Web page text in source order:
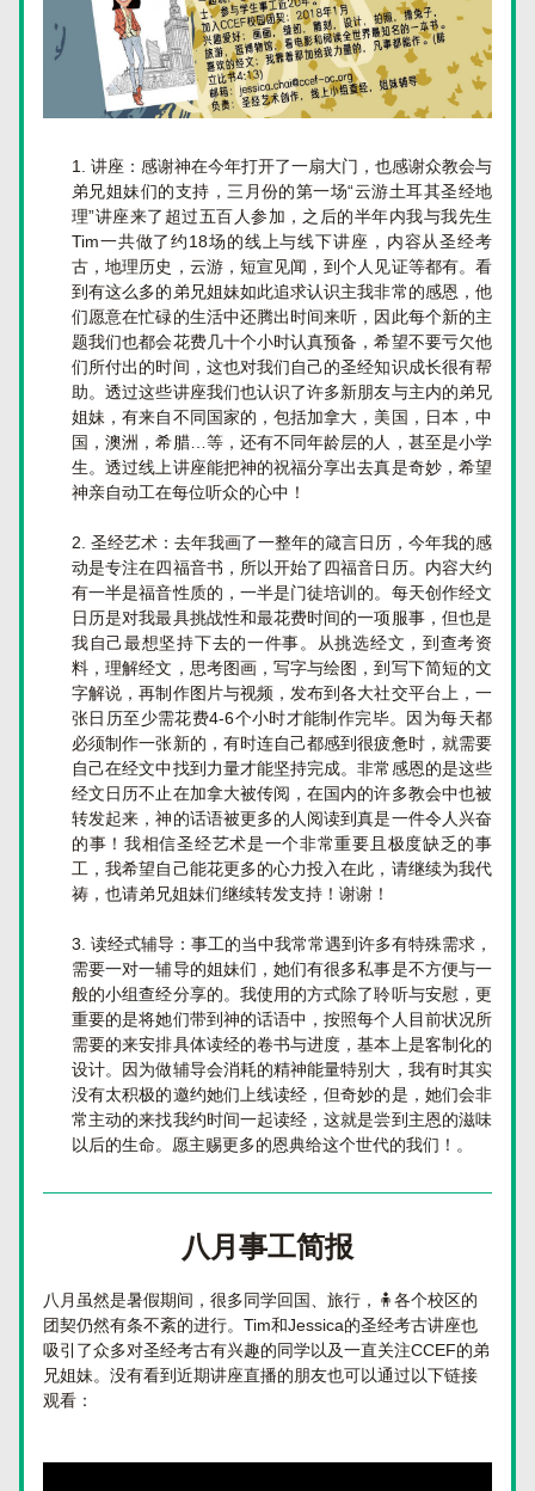
讲座：感谢神在今年打开了一扇大门，也感谢众教会与
弟兄姐妹们的支持，三月份的第一场“云游土耳其圣经地
理”讲座来了超过五百人参加，之后的半年内我与我先生
Tim一共做了约18场的线上与线下讲座，内容从圣经考
古，地理历史，云游，短宣见闻，到个人见证等都有。看
到有这么多的弟兄姐妹如此追求认识主我非常的感恩，他
们愿意在忙碌的生活中还腾出时间来听，因此每个新的主
题我们也都会花费几十个小时认真预备，希望不要亏欠他
们所付出的时间，这也对我们自己的圣经知识成长很有帮
助。透过这些讲座我们也认识了许多新朋友与主内的弟兄
姐妹，有来自不同国家的，包括加拿大，美国，日本，中
国，澳洲，希腊…等，还有不同年龄层的人，甚至是小学
生。透过线上讲座能把神的祝福分享出去真是奇妙，希望
神亲自动工在每位听众的心中！
圣经艺术：去年我画了一整年的箴言日历，今年我的感
动是专注在四福音书，所以开始了四福音日历。内容大约
有一半是福音性质的，一半是门徒培训的。每天创作经文
日历是对我最具挑战性和最花费时间的一项服事，但也是
我自己最想坚持下去的一件事。从挑选经文，到查考资
料，理解经文，思考图画，写字与绘图，到写下简短的文
字解说，再制作图片与视频，发布到各大社交平台上，一
张日历至少需花费4-6个小时才能制作完毕。因为每天都
必须制作一张新的，有时连自己都感到很疲惫时，就需要
自己在经文中找到力量才能坚持完成。非常感恩的是这些
经文日历不止在加拿大被传阅，在国内的许多教会中也被
转发起来，神的话语被更多的人阅读到真是一件令人兴奋
的事！我相信圣经艺术是一个非常重要且极度缺乏的事
工，我希望自己能花更多的心力投入在此，请继续为我代
祷，也请弟兄姐妹们继续转发支持！谢谢！
读经式辅导：事工的当中我常常遇到许多有特殊需求，
需要一对一辅导的姐妹们，她们有很多私事是不方便与一
般的小组查经分享的。我使用的方式除了聆听与安慰，更
重要的是将她们带到神的话语中，按照每个人目前状况所
需要的来安排具体读经的卷书与进度，基本上是客制化的
设计。因为做辅导会消耗的精神能量特别大，我有时其实
没有太积极的邀约她们上线读经，但奇妙的是，她们会非
常主动的来找我约时间一起读经，这就是尝到主恩的滋味
以后的生命。愿主赐更多的恩典给这个世代的我们！ 。
八月事工简报
八月虽然是暑假期间，很多同学回国、旅行，🧍‍各个校区的
团契仍然有条不紊的进行。Tim和Jessica的圣经考古讲座也
吸引了众多对圣经考古有兴趣的同学以及一直关注CCEF的弟
兄姐妹。没有看到近期讲座直播的朋友也可以通过以下链接
观看：